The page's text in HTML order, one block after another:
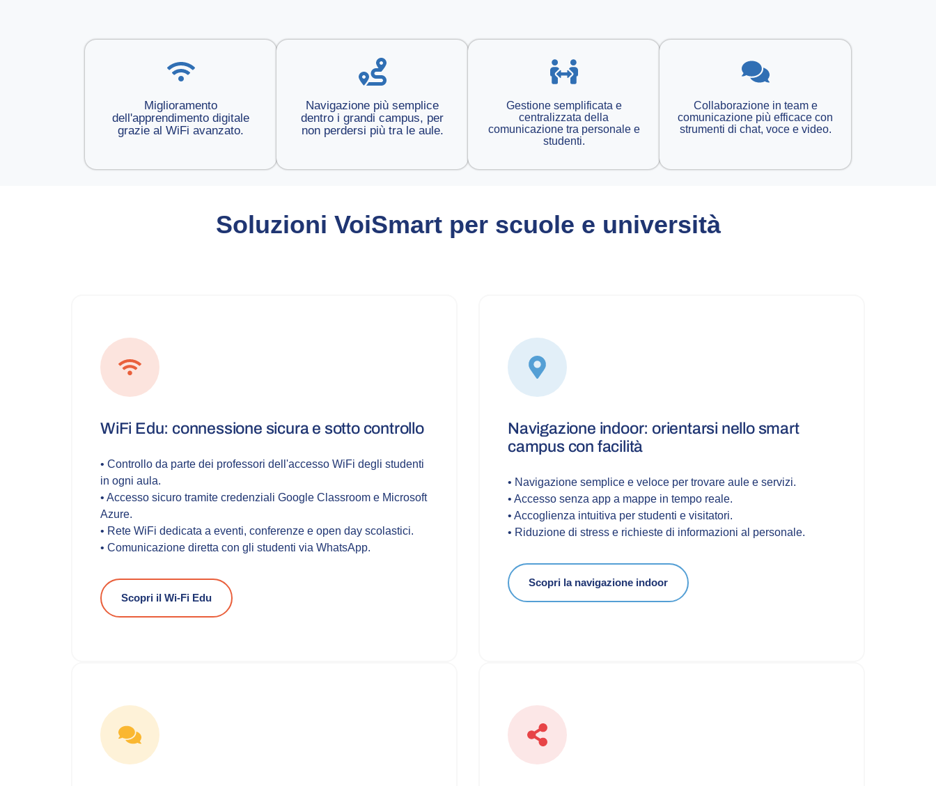
Miglioramento
dell'apprendimento digitale
grazie al WiFi avanzato.
Navigazione più semplice
dentro i grandi campus, per
non perdersi più tra le aule.
Gestione semplificata e
centralizzata della
comunicazione tra personale e
studenti.
Collaborazione in team e
comunicazione più efficace con
strumenti di chat, voce e video.
Soluzioni VoiSmart per scuole e università
WiFi Edu: connessione sicura e sotto controllo
• Controllo da parte dei professori dell'accesso WiFi degli studenti
in ogni aula.
• Accesso sicuro tramite credenziali Google Classroom e Microsoft
Azure.
• Rete WiFi dedicata a eventi, conferenze e open day scolastici.
• Comunicazione diretta con gli studenti via WhatsApp.
Scopri il Wi-Fi Edu
Navigazione indoor: orientarsi nello smart
campus con facilità
• Navigazione semplice e veloce per trovare aule e servizi.
• Accesso senza app a mappe in tempo reale.
• Accoglienza intuitiva per studenti e visitatori.
• Riduzione di stress e richieste di informazioni al personale.
Scopri la navigazione indoor